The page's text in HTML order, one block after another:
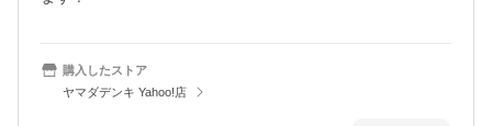
購入したストア
ヤマダデンキ Yahoo!店